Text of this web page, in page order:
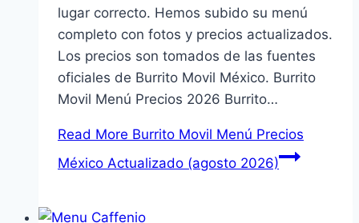
lugar correcto. Hemos subido su menú
completo con fotos y precios actualizados.
Los precios son tomados de las fuentes
oficiales de Burrito Movil México. Burrito
Movil Menú Precios 2026 Burrito…
Read More Burrito Movil Menú Precios
México Actualizado (agosto 2026)